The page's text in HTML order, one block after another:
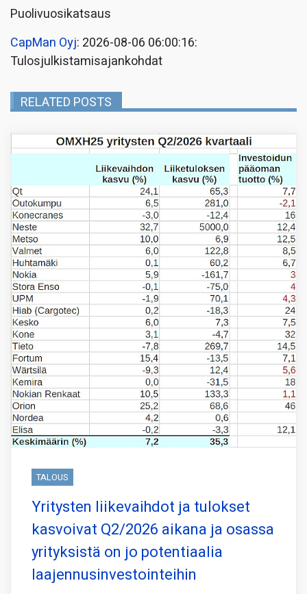
Puolivuosikatsaus
CapMan Oyj: 2026-08-06 06:00:16:
Tulosjulkistamisajankohdat
RELATED POSTS
TALOUS
Yritysten liikevaihdot ja tulokset
kasvoivat Q2/2026 aikana ja osassa
yrityksistä on jo potentiaalia
laajennusinvestointeihin